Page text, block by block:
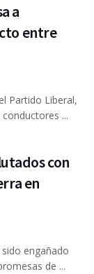
a
entre
Partido Liberal,
...
con
en
engañado
de ...